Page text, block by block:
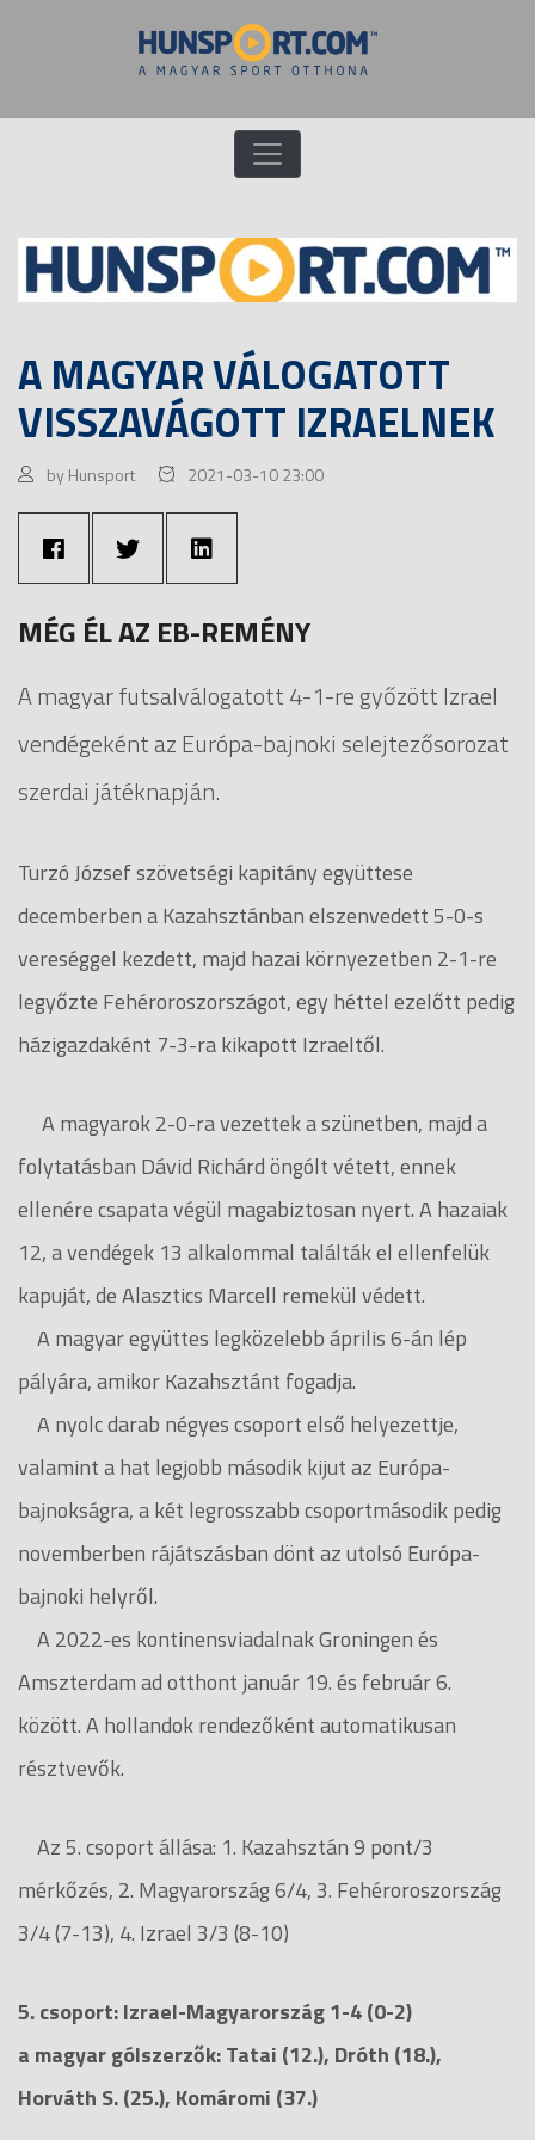
A MAGYAR VÁLOGATOTT
VISSZAVÁGOTT IZRAELNEK
by Hunsport 2021-03-10 23:00
MÉG ÉL AZ EB-REMÉNY
A magyar futsalválogatott 4-1-re győzött Izrael
vendégeként az Európa-bajnoki selejtezősorozat
szerdai játéknapján.
Turzó József szövetségi kapitány együttese
decemberben a Kazahsztánban elszenvedett 5-0-s
vereséggel kezdett, majd hazai környezetben 2-1-re
legyőzte Fehéroroszországot, egy héttel ezelőtt pedig
házigazdaként 7-3-ra kikapott Izraeltől.
A magyarok 2-0-ra vezettek a szünetben, majd a
folytatásban Dávid Richárd öngólt vétett, ennek
ellenére csapata végül magabiztosan nyert. A hazaiak
12, a vendégek 13 alkalommal találták el ellenfelük
kapuját, de Alasztics Marcell remekül védett.
A magyar együttes legközelebb április 6-án lép
pályára, amikor Kazahsztánt fogadja.
A nyolc darab négyes csoport első helyezettje,
valamint a hat legjobb második kijut az Európa-
bajnokságra, a két legrosszabb csoportmásodik pedig
novemberben rájátszásban dönt az utolsó Európa-
bajnoki helyről.
A 2022-es kontinensviadalnak Groningen és
Amszterdam ad otthont január 19. és február 6.
között. A hollandok rendezőként automatikusan
résztvevők.
Az 5. csoport állása: 1. Kazahsztán 9 pont/3
mérkőzés, 2. Magyarország 6/4, 3. Fehéroroszország
3/4 (7-13), 4. Izrael 3/3 (8-10)
5. csoport: Izrael-Magyarország 1-4 (0-2)
a magyar gólszerzők: Tatai (12.), Dróth (18.),
Horváth S. (25.), Komáromi (37.)